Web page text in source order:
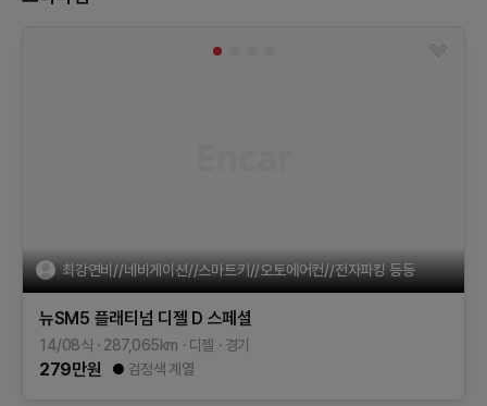
최강연비//네비게이션//스마트키//오토에어컨//전자파킹 등등
뉴SM5 플래티넘 디젤 D 스페셜
14/08식 287,065km 디젤 경기
279만원 검정색 계열